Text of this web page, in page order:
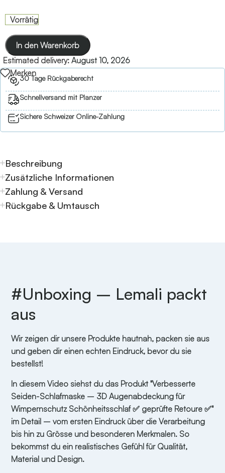
Vorrätig
In den Warenkorb
Estimated delivery: August 10, 2026
Merken
30 Tage Rückgaberecht
Schnellversand mit Planzer
Sichere Schweizer Online-Zahlung
Beschreibung
Zusätzliche Informationen
Zahlung & Versand
Rückgabe & Umtausch
#Unboxing – Lemali packt
aus
Wir zeigen dir unsere Produkte hautnah, packen sie aus
und geben dir einen echten Eindruck, bevor du sie
bestellst!
In diesem Video siehst du das Produkt "Verbesserte
Seiden-Schlafmaske – 3D Augenabdeckung für
Wimpernschutz Schönheitsschlaf ✅ geprüfte Retoure ✅"
im Detail – vom ersten Eindruck über die Verarbeitung
bis hin zu Grösse und besonderen Merkmalen. So
bekommst du ein realistisches Gefühl für Qualität,
Material und Design.